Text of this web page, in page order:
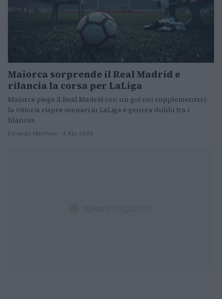
Maiorca sorprende il Real Madrid e
rilancia la corsa per LaLiga
Maiorca piega il Real Madrid con un gol nei supplementari:
la vittoria riapre scenari in LaLiga e genera dubbi tra i
blancos
Edoardo Marchesi · 4 Apr 2026